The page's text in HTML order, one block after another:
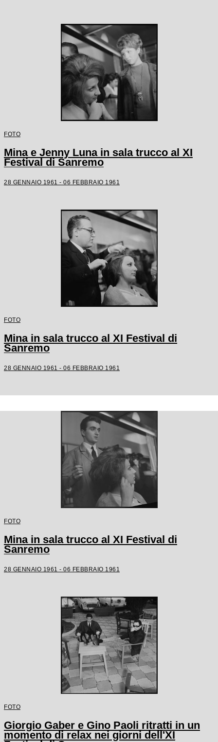
FOTO
Mina e Jenny Luna in sala trucco al XI
Festival di Sanremo
28 GENNAIO 1961 - 06 FEBBRAIO 1961
FOTO
Mina in sala trucco al XI Festival di
Sanremo
28 GENNAIO 1961 - 06 FEBBRAIO 1961
FOTO
Mina in sala trucco al XI Festival di
Sanremo
28 GENNAIO 1961 - 06 FEBBRAIO 1961
FOTO
Giorgio Gaber e Gino Paoli ritratti in un
momento di relax nei giorni dell'XI